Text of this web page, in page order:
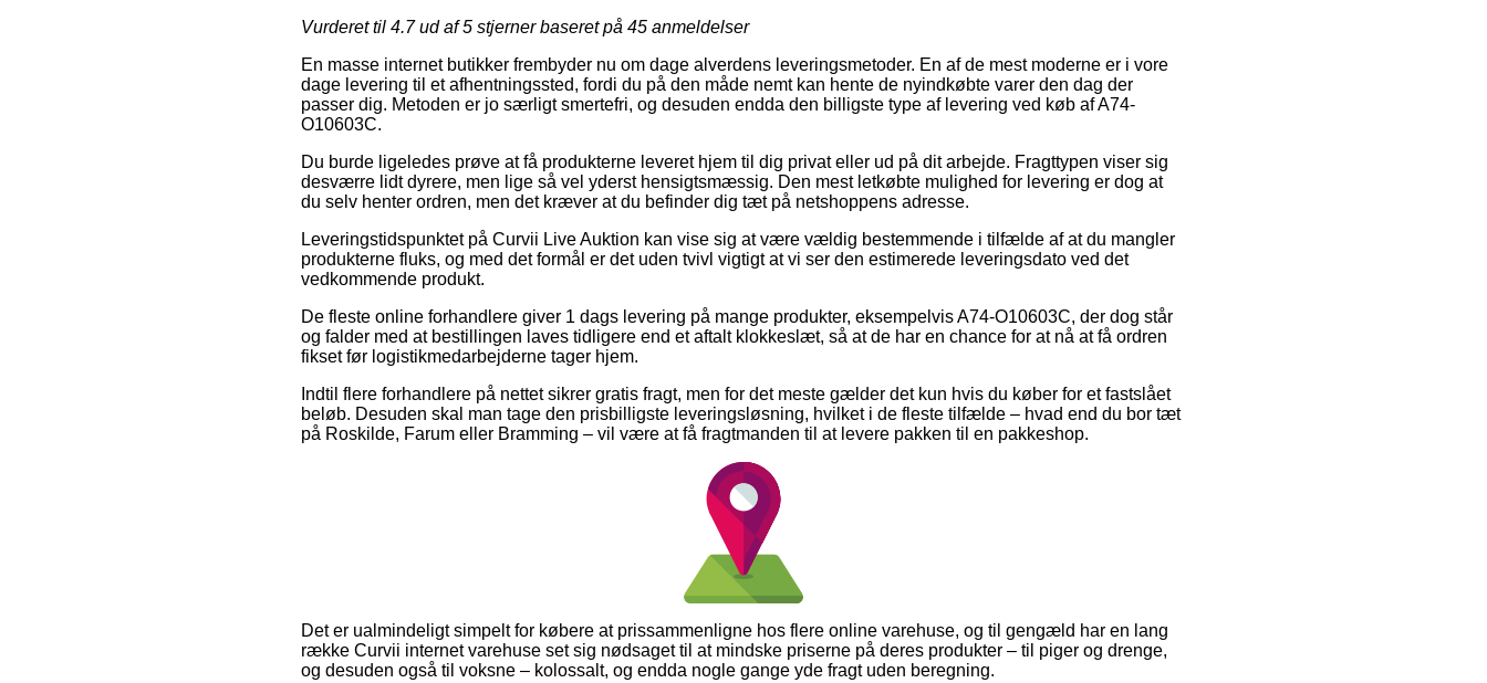
Vurderet til 4.7ud af 5 stjerner baseret på 45 anmeldelser
En masse internet butikker frembyder nu om dage alverdens leveringsmetoder. En af de mest moderne er i vore
dage levering til et afhentningssted, fordi du på den måde nemt kan hente de nyindkøbte varer den dag der
passer dig. Metoden er jo særligt smertefri, og desuden endda den billigste type af levering ved køb af A74-
O10603C.
Du burde ligeledes prøve at få produkterne leveret hjem til dig privat eller ud på dit arbejde. Fragttypen viser sig
desværre lidt dyrere, men lige så vel yderst hensigtsmæssig. Den mest letkøbte mulighed for levering er dog at
du selv henter ordren, men det kræver at du befinder dig tæt på netshoppens adresse.
Leveringstidspunktet på Curvii Live Auktion kan vise sig at være vældig bestemmende i tilfælde af at du mangler
produkterne fluks, og med det formål er det uden tvivl vigtigt at vi ser den estimerede leveringsdato ved det
vedkommende produkt.
De fleste online forhandlere giver 1 dags levering på mange produkter, eksempelvis A74-O10603C, der dog står
og falder med at bestillingen laves tidligere end et aftalt klokkeslæt, så at de har en chance for at nå at få ordren
fikset før logistikmedarbejderne tager hjem.
Indtil flere forhandlere på nettet sikrer gratis fragt, men for det meste gælder det kun hvis du køber for et fastslået
beløb. Desuden skal man tage den prisbilligste leveringsløsning, hvilket i de fleste tilfælde – hvad end du bor tæt
på Roskilde, Farum eller Bramming – vil være at få fragtmanden til at levere pakken til en pakkeshop.
Det er ualmindeligt simpelt for købere at prissammenligne hos flere online varehuse, og til gengæld har en lang
række Curvii internet varehuse set sig nødsaget til at mindske priserne på deres produkter – til piger og drenge,
og desuden også til voksne – kolossalt, og endda nogle gange yde fragt uden beregning.